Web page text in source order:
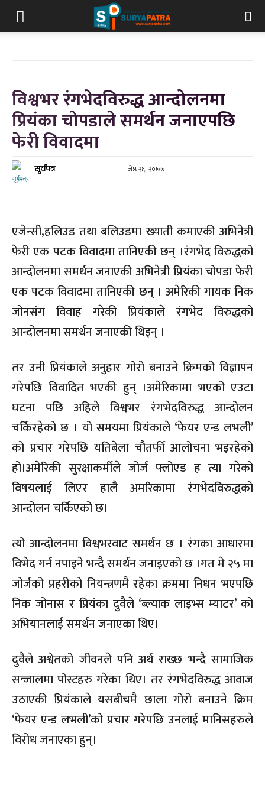
विश्वभर रंगभेदविरुद्ध आन्दोलनमा
प्रियंका चोपडाले समर्थन जनाएपछि
फेरी विवादमा
सूर्यपत्र जेष्ठ २६, २०७७
एजेन्सी,हलिउड तथा बलिउडमा ख्याती कमाएकी अभिनेत्री
फेरी एक पटक विवादमा तानिएकी छन् ।रंगभेद विरुद्धको
आन्दोलनमा समर्थन जनाएकी अभिनेत्री प्रियंका चोपडा फेरी
एक पटक विवादमा तानिएकी छन् । अमेरिकी गायक निक
जोनसंग विवाह गरेकी प्रियंकाले रंगभेद विरुद्धको
आन्दोलनमा समर्थन जनाएकी थिइन् ।
तर उनी प्रियंकाले अनुहार गोरो बनाउने क्रिमको विज्ञापन
गरेपछि विवादित भएकी हुन् ।अमेरिकामा भएको एउटा
घटना पछि अहिले विश्वभर रंगभेदविरुद्ध आन्दोलन
चर्किरहेको छ । यो समयमा प्रियंकाले ‘फेयर एन्ड लभली’
को प्रचार गरेपछि यतिबेला चौतर्फी आलोचना भइरहेको
हो।अमेरिकी सुरक्षाकर्मीले जोर्ज फ्लोएड ह त्या गरेको
विषयलाई लिएर हालै अमरिकामा रंगभेदविरुद्धको
आन्दोलन चर्किएको छ।
त्यो आन्दोलनमा विश्वभरवाट समर्थन छ । रंगका आधारमा
विभेद गर्न नपाइने भन्दै समर्थन जनाइएको छ ।गत मे २५ मा
जोर्जको प्रहरीको नियन्त्रणमै रहेका क्रममा निधन भएपछि
निक जोनास र प्रियंका दुवैले ‘ब्ल्याक लाइभ्स म्याटर’ को
अभियानलाई समर्थन जनाएका थिए।
दुवैले अश्वेतको जीवनले पनि अर्थ राख्छ भन्दै सामाजिक
सन्जालमा पोस्टहरु गरेका थिए। तर रंगभेदविरुद्ध आवाज
उठाएकी प्रियंकाले यसबीचमै छाला गोरो बनाउने क्रिम
‘फेयर एन्ड लभली’को प्रचार गरेपछि उनलाई मानिसहरुले
विरोध जनाएका हुन्।